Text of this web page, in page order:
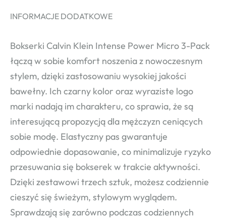
INFORMACJE DODATKOWE
Bokserki Calvin Klein Intense Power Micro 3-Pack
łączą w sobie komfort noszenia z nowoczesnym
stylem, dzięki zastosowaniu wysokiej jakości
bawełny. Ich czarny kolor oraz wyraziste logo
marki nadają im charakteru, co sprawia, że są
interesującą propozycją dla mężczyzn ceniących
sobie modę. Elastyczny pas gwarantuje
odpowiednie dopasowanie, co minimalizuje ryzyko
przesuwania się bokserek w trakcie aktywności.
Dzięki zestawowi trzech sztuk, możesz codziennie
cieszyć się świeżym, stylowym wyglądem.
Sprawdzają się zarówno podczas codziennych